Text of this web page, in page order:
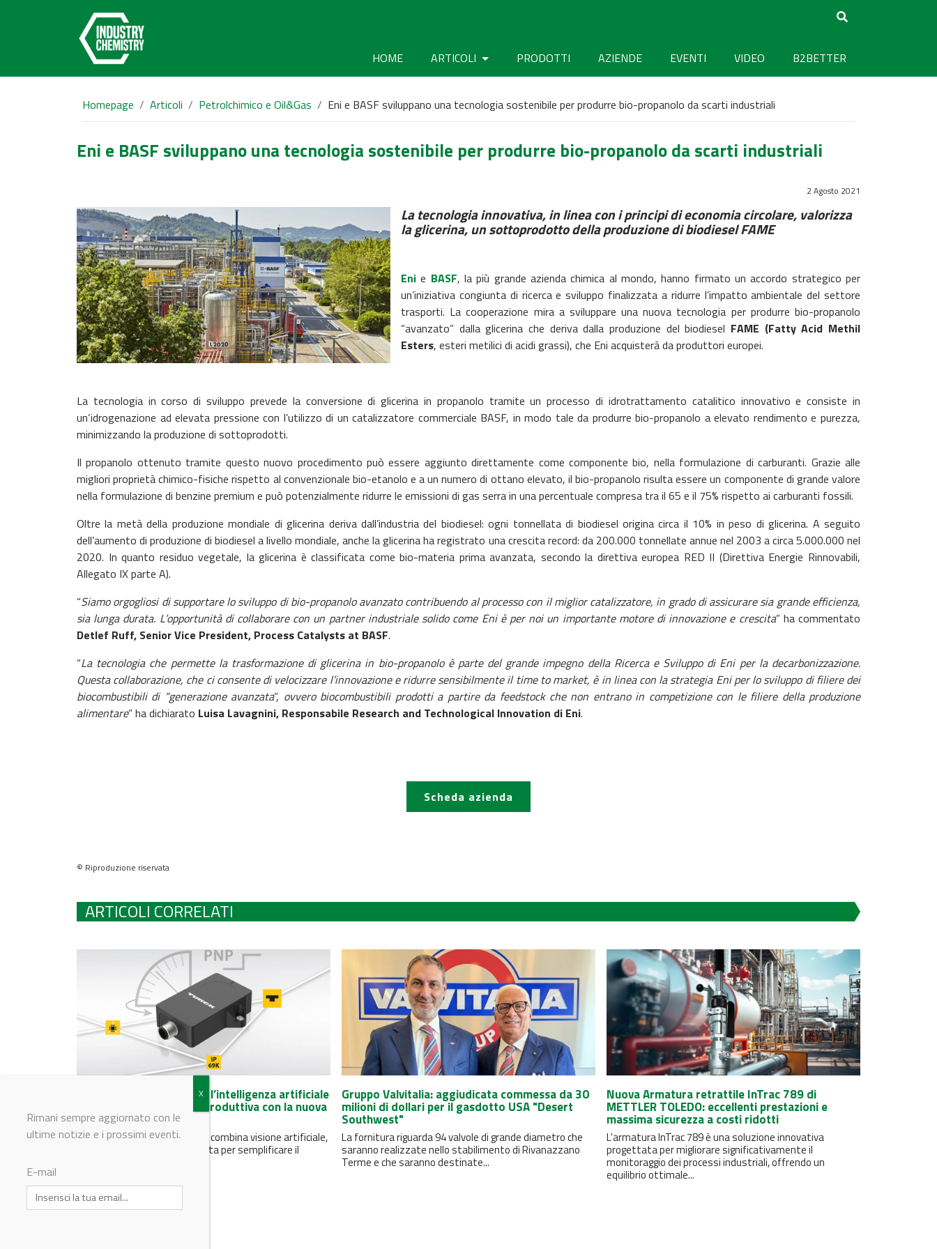
HOME ARTICOLI PRODOTTI AZIENDE EVENTI VIDEO B2BETTER
Homepage Articoli Petrolchimico e Oil&Gas Eni e BASF sviluppano una tecnologia sostenibile per produrre bio-propanolo da scarti industriali
Eni e BASF sviluppano una tecnologia sostenibile per produrre bio-propanolo da scarti industriali
2 Agosto 2021
La tecnologia innovativa, in linea con i principi di economia circolare, valorizza
la glicerina, un sottoprodotto della produzione di biodiesel FAME
Enie BASF, la più grande azienda chimica al mondo, hanno firmato un accordo strategico per
un’iniziativa congiunta di ricerca e sviluppo finalizzata a ridurre l’impatto ambientale del settore
trasporti. La cooperazione mira a sviluppare una nuova tecnologia per produrre bio-propanolo
“avanzato” dalla glicerina che deriva dalla produzione del biodiesel FAME (Fatty Acid Methil
Esters, esteri metilici di acidi grassi), che Eni acquisterà da produttori europei.
La tecnologia in corso di sviluppo prevede la conversione di glicerina in propanolo tramite un processo di idrotrattamento catalitico innovativo e consiste in
un‘idrogenazione ad elevata pressione con l’utilizzo di un catalizzatore commerciale BASF, in modo tale da produrre bio-propanolo a elevato rendimento e purezza,
minimizzando la produzione di sottoprodotti.
Il propanolo ottenuto tramite questo nuovo procedimento può essere aggiunto direttamente come componente bio, nella formulazione di carburanti. Grazie alle
migliori proprietà chimico-fisiche rispetto al convenzionale bio-etanolo e a un numero di ottano elevato, il bio-propanolo risulta essere un componente di grande valore
nella formulazione di benzine premium e può potenzialmente ridurre le emissioni di gas serra in una percentuale compresa tra il 65 e il 75% rispetto ai carburanti fossili.
Oltre la metà della produzione mondiale di glicerina deriva dall’industria del biodiesel: ogni tonnellata di biodiesel origina circa il 10% in peso di glicerina. A seguito
dell’aumento di produzione di biodiesel a livello mondiale, anche la glicerina ha registrato una crescita record: da 200.000 tonnellate annue nel 2003 a circa 5.000.000 nel
2020. In quanto residuo vegetale, la glicerina è classificata come bio-materia prima avanzata, secondo la direttiva europea RED II (Direttiva Energie Rinnovabili,
Allegato IX parte A).
“Siamo orgogliosi di supportare lo sviluppo di bio-propanolo avanzato contribuendo al processo con il miglior catalizzatore, in grado di assicurare sia grande efficienza,
sia lunga durata. L’opportunità di collaborare con un partner industriale solido come Eni è per noi un importante motore di innovazione e crescita” ha commentato
Detlef Ruff, Senior Vice President, Process Catalysts at BASF.
“La tecnologia che permette la trasformazione di glicerina in bio-propanolo è parte del grande impegno della Ricerca e Sviluppo di Eni per la decarbonizzazione.
Questa collaborazione, che ci consente di velocizzare l’innovazione e ridurre sensibilmente il time to market, è in linea con la strategia Eni per lo sviluppo di filiere dei
biocombustibili di “generazione avanzata”, ovvero biocombustibili prodotti a partire da feedstock che non entrano in competizione con le filiere della produzione
alimentare” ha dichiarato Luisa Lavagnini, Responsabile Research and Technological Innovation di Eni.
Scheda azienda
© Riproduzione riservata
ARTICOLI CORRELATI
Turck Banner Italia porta l’intelligenza artificiale
direttamente sulla linea produttiva con la nuova
telecamera TIV
TIV - TURCK Intelligent Vision combina visione artificiale,
AI e potenza di calcolo integrata per semplificare il
Gruppo Valvitalia: aggiudicata commessa da 30
milioni di dollari per il gasdotto USA "Desert
Southwest"
La fornitura riguarda 94 valvole di grande diametro che
saranno realizzate nello stabilimento di Rivanazzano
Terme e che saranno destinate...
Nuova Armatura retrattile InTrac 789 di
METTLER TOLEDO: eccellenti prestazioni e
massima sicurezza a costi ridotti
L'armatura InTrac 789 è una soluzione innovativa
progettata per migliorare significativamente il
monitoraggio dei processi industriali, offrendo un
equilibrio ottimale...
Rimani sempre aggiornato con le
ultime notizie e i prossimi eventi.
E-mail